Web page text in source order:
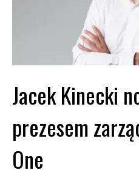
Jacek Kinecki
prezesem
One